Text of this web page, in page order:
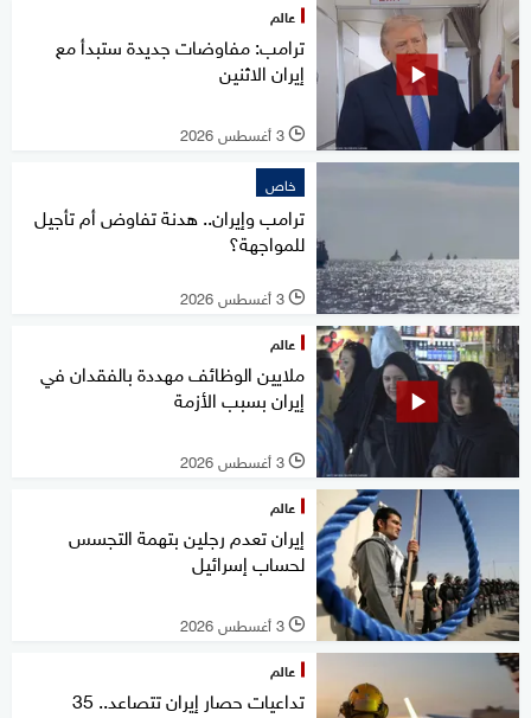
عالم
ترامب: مفاوضات جديدة ستبدأ مع
إيران الاثنين
l 3 أغسطس 2026
خاص
ترامب وإيران.. هدنة تفاوض أم تأجيل
للمواجهة؟
l 3 أغسطس 2026
عالم
ملايين الوظائف مهددة بالفقدان في
إيران بسبب الأزمة
l 3 أغسطس 2026
عالم
إيران تعدم رجلين بتهمة التجسس
لحساب إسرائيل
l 3 أغسطس 2026
عالم
تداعيات حصار إيران تتصاعد.. 35